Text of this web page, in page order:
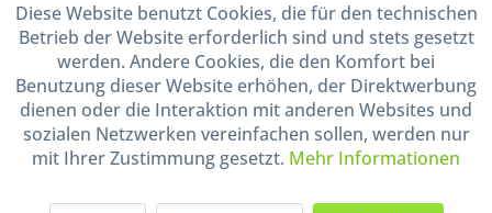
Shop Service
Informationen
Handel mit BIO-Weinen
durch DE-ÖKO-009
Diese Website benutzt Cookies, die für den technischen
Betrieb der Website erforderlich sind und stets gesetzt
werden. Andere Cookies, die den Komfort bei
Benutzung dieser Website erhöhen, der Direktwerbung
dienen oder die Interaktion mit anderen Websites und
sozialen Netzwerken vereinfachen sollen, werden nur
mit Ihrer Zustimmung gesetzt. Mehr Informationen